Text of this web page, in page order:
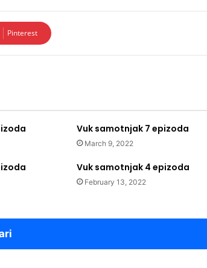
Pinterest
Vuk samotnjak 7 epizoda
March 9, 2022
Vuk samotnjak 4 epizoda
February 13, 2022